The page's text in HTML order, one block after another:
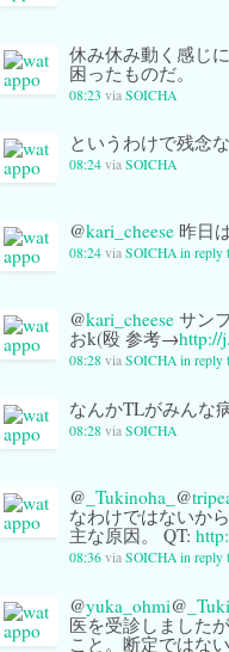
休み休み動く感じ
困ったものだ。
08:23 via SOICHA
というわけで残念
08:24 via SOICHA
@kari_cheese 昨日
08:24 via SOICHA in reply
@kari_cheese サン
おk(殴 参考→http://
08:28 via SOICHA in reply
なんかTLがみんな
08:28 via SOICHA
@ _Tukinoha_ @
なわけではないか
主な原因。 QT:
08:36 via SOICHA in reply
@yuka_ohmi@
医を受診しました
こと。断定ではな